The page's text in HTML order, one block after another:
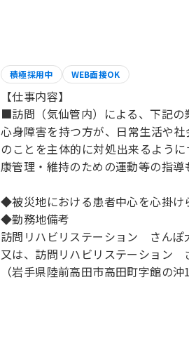
積極採用中 WEB面接OK
【仕事内容】
■訪問（気仙管内）による、下記の
心身障害を持つ方が、日常生活や
のことを主体的に対処出来るよう
康管理・維持のための運動等の指導
◆被災地における患者中心を心掛け
◆勤務地備考
訪問リハビリステーション さんぽ
又は、訪問リハビリステーション
（岩手県陸前高田市高田町字館の